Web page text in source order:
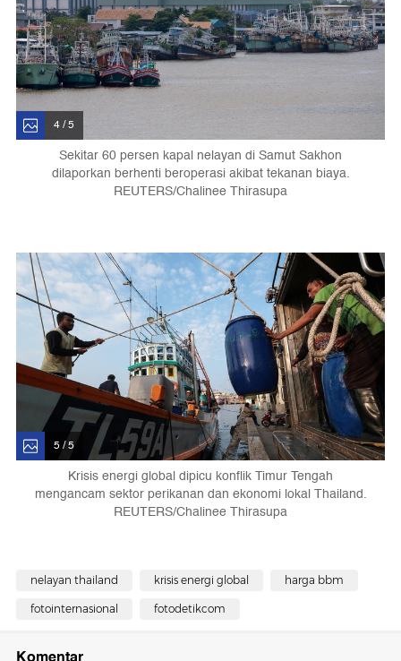
4 / 5
Sekitar 60 persen kapal nelayan di Samut Sakhon
dilaporkan berhenti beroperasi akibat tekanan biaya.
REUTERS/Chalinee Thirasupa
5 / 5
Krisis energi global dipicu konflik Timur Tengah
mengancam sektor perikanan dan ekonomi lokal Thailand.
REUTERS/Chalinee Thirasupa
nelayan thailand krisis energi global harga bbm
fotointernasional fotodetikcom